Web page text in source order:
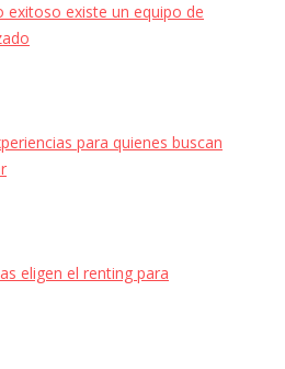
exitoso existe un equipo de
para quienes buscan
eligen el renting para